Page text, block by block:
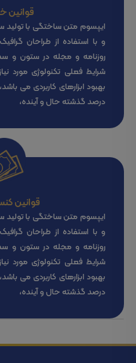
قوانین
ایپسوم متن ساختگی با
و با استفاده از طراحان
روزنامه و مجله در ستون و
شرایط فعلی تکنولوژی مورد
بهبود ابزارهای کاربردی می
درصد گذشته حال و آینده،
قوانین
ایپسوم متن ساختگی با
و با استفاده از طراحان
روزنامه و مجله در ستون و
شرایط فعلی تکنولوژی مورد
بهبود ابزارهای کاربردی می
درصد گذشته حال و آینده،